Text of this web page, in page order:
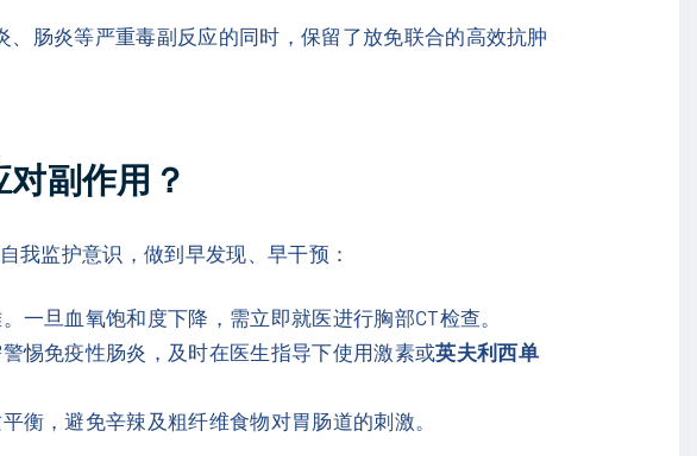
肠炎等严重毒副反应的同时，保留了放免联合的高效抗肿
副作用？
我监护意识，做到早发现、早干预：
一旦血氧饱和度下降，需立即就医进行胸部CT检查。
惕免疫性肠炎，及时在医生指导下使用激素或英夫利西单
衡，避免辛辣及粗纤维食物对胃肠道的刺激。